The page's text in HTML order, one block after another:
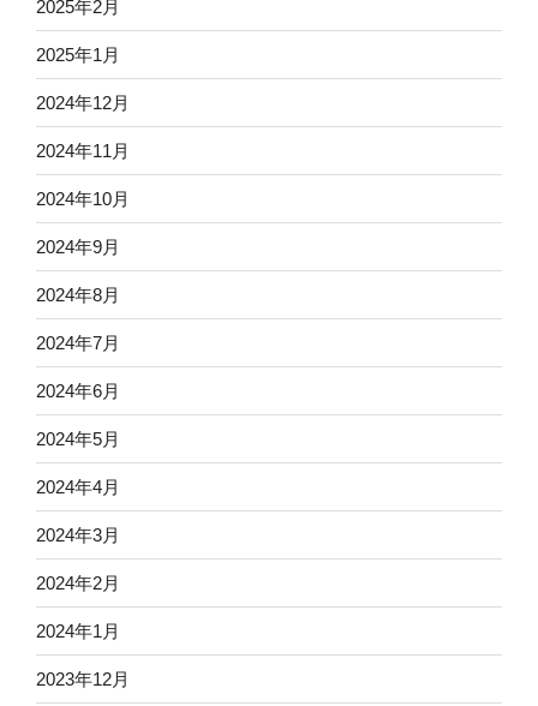
2025年2月
2025年1月
2024年12月
2024年11月
2024年10月
2024年9月
2024年8月
2024年7月
2024年6月
2024年5月
2024年4月
2024年3月
2024年2月
2024年1月
2023年12月